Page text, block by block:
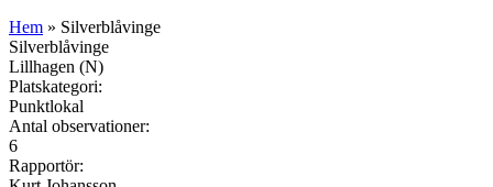
Hem » Silverblåvinge
Silverblåvinge
Lillhagen (N)
Platskategori:
Punktlokal
Antal observationer:
6
Rapportör: